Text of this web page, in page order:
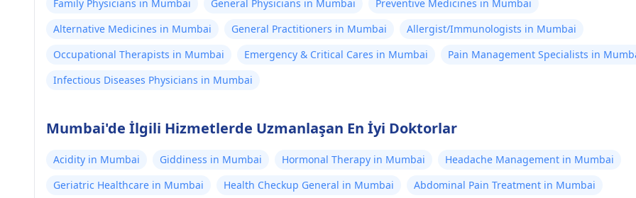
Family Physicians in Mumbai General Physicians in Mumbai
Preventive Medicines in Mumbai
Alternative Medicines in Mumbai
General Practitioners in Mumbai
Allergist/Immunologists in Mumbai
Occupational Therapists in Mumbai
Emergency & Critical Cares in Mumbai
Pain Management Specialists in
Infectious Diseases Physicians in Mumbai
Mumbai'de İlgili Hizmetlerde Uzmanlaşan En İyi Doktorlar
Acidity in Mumbai Giddiness in Mumbai Hormonal Therapy in Mumbai
Headache Management in Mumbai
Geriatric Healthcare in Mumbai
Health Checkup General in Mumbai
Abdominal Pain Treatment in Mumbai